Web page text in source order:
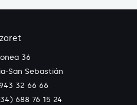
36
San Sebastián
32 66 66
688 76 15 24